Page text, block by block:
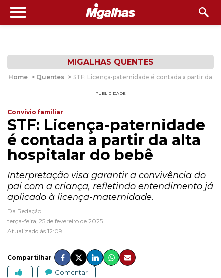
MIGALHAS QUENTES
Home > Quentes > STF: Licença-paternidade é contada a partir da
PUBLICIDADE
Convívio familiar
STF: Licença-paternidade
é contada a partir da alta
hospitalar do bebê
Interpretação visa garantir a convivência do
pai com a criança, refletindo entendimento já
aplicado à licença-maternidade.
Da Redação
terça-feira, 25 de fevereiro de 2025
Atualizado às 12:09
Compartilhar
Comentar